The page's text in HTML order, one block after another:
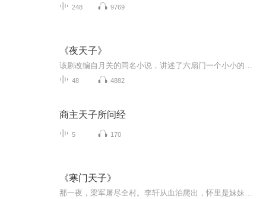
248 9769
《夜天子》
48 4882
商主天子所问经
5 170
《寒门天子》